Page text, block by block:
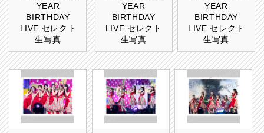
YEAR
BIRTHDAY
LIVE セレクト
生写真
YEAR
BIRTHDAY
LIVE セレクト
生写真
YEAR
BIRTHDAY
LIVE セレクト
生写真